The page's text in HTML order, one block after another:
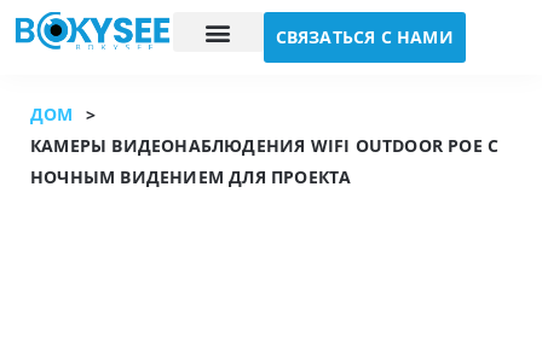
СВЯЗАТЬСЯ С НАМИ
ДОМ
>
КАМЕРЫ ВИДЕОНАБЛЮДЕНИЯ WIFI OUTDOOR POE С
НОЧНЫМ ВИДЕНИЕМ ДЛЯ ПРОЕКТА